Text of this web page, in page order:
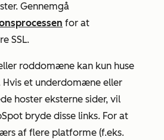
Gennemgå
for at
SSL.
roddomæne kan kun huse
Hvis et underdomæne eller
hoster eksterne sider, vil
bryde disse links. For at
af flere platforme (f.eks.